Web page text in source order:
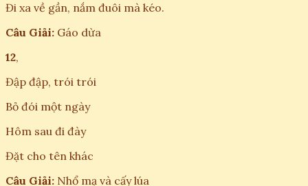
Đi xa về gần, nắm đuôi mà kéo.
Câu Giải: Gáo dừa
12,
Đập đập, trói trói
Bỏ đói một ngày
Hôm sau đi đày
Đặt cho tên khác
Câu Giải: Nhổ mạ và cấy lúa